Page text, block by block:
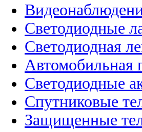
Светодиодные
Светодиодная
Автомобильная
Светодиодные
Спутниковые
Защищенные